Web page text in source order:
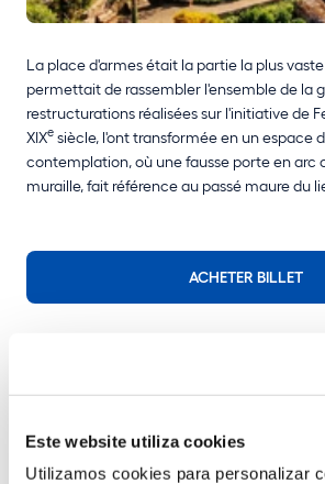
Este website utiliza cookies
Utilizamos cookies para personalizar
La place d'armes était la partie la plus
permettait de rassembler l'ensemble de la
restructurations réalisées sur l'initiative de
XIXe siècle, l'ont transformée en un espace
contemplation, où une fausse porte en arc
muraille, fait référence au passé maure du
ACHETER BILLET
Spécialement pour vous